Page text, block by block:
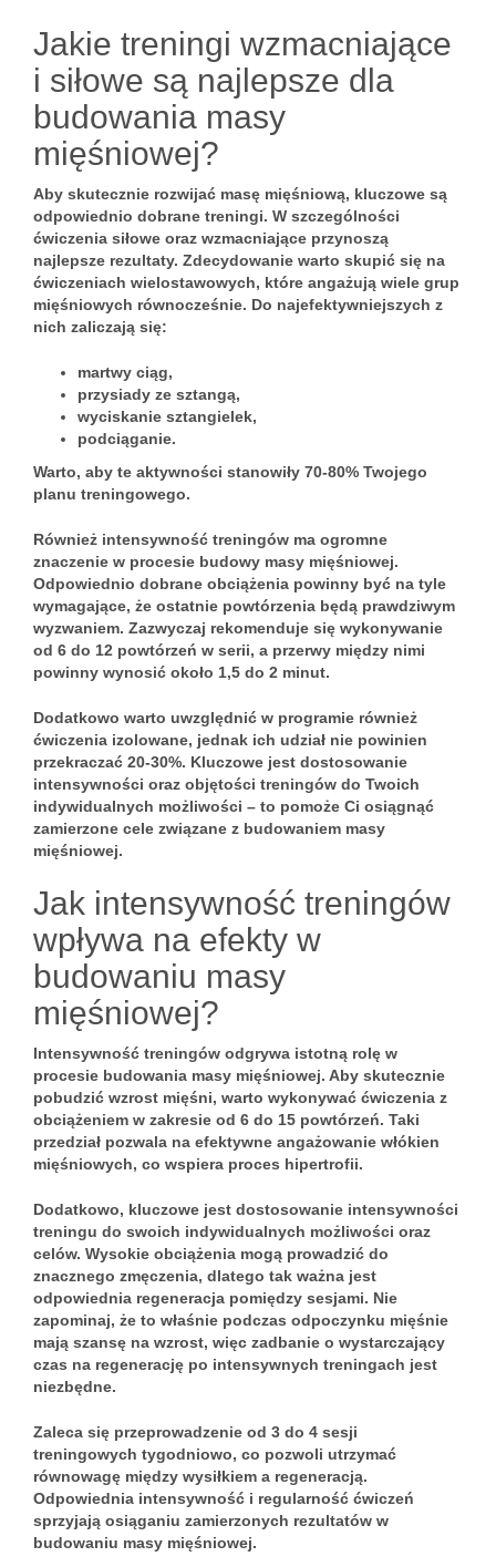
Jakie treningi wzmacniające
i siłowe są najlepsze dla
budowania masy
mięśniowej?
Aby skutecznie rozwijać masę mięśniową, kluczowe są
odpowiednio dobrane treningi. W szczególności
ćwiczenia siłowe oraz wzmacniające przynoszą
najlepsze rezultaty. Zdecydowanie warto skupić się na
ćwiczeniach wielostawowych, które angażują wiele grup
mięśniowych równocześnie. Do najefektywniejszych z
nich zaliczają się:
martwy ciąg,
przysiady ze sztangą,
wyciskanie sztangielek,
podciąganie.
Warto, aby te aktywności stanowiły 70-80% Twojego
planu treningowego.
Również intensywność treningów ma ogromne
znaczenie w procesie budowy masy mięśniowej.
Odpowiednio dobrane obciążenia powinny być na tyle
wymagające, że ostatnie powtórzenia będą prawdziwym
wyzwaniem. Zazwyczaj rekomenduje się wykonywanie
od 6 do 12 powtórzeń w serii, a przerwy między nimi
powinny wynosić około 1,5 do 2 minut.
Dodatkowo warto uwzględnić w programie również
ćwiczenia izolowane, jednak ich udział nie powinien
przekraczać 20-30%. Kluczowe jest dostosowanie
intensywności oraz objętości treningów do Twoich
indywidualnych możliwości – to pomoże Ci osiągnąć
zamierzone cele związane z budowaniem masy
mięśniowej.
Jak intensywność treningów
wpływa na efekty w
budowaniu masy
mięśniowej?
Intensywność treningów odgrywa istotną rolę w
procesie budowania masy mięśniowej. Aby skutecznie
pobudzić wzrost mięśni, warto wykonywać ćwiczenia z
obciążeniem w zakresie od 6 do 15 powtórzeń. Taki
przedział pozwala na efektywne angażowanie włókien
mięśniowych, co wspiera proces hipertrofii.
Dodatkowo, kluczowe jest dostosowanie intensywności
treningu do swoich indywidualnych możliwości oraz
celów. Wysokie obciążenia mogą prowadzić do
znacznego zmęczenia, dlatego tak ważna jest
odpowiednia regeneracja pomiędzy sesjami. Nie
zapominaj, że to właśnie podczas odpoczynku mięśnie
mają szansę na wzrost, więc zadbanie o wystarczający
czas na regenerację po intensywnych treningach jest
niezbędne.
Zaleca się przeprowadzenie od 3 do 4 sesji
treningowych tygodniowo, co pozwoli utrzymać
równowagę między wysiłkiem a regeneracją.
Odpowiednia intensywność i regularność ćwiczeń
sprzyjają osiąganiu zamierzonych rezultatów w
budowaniu masy mięśniowej.